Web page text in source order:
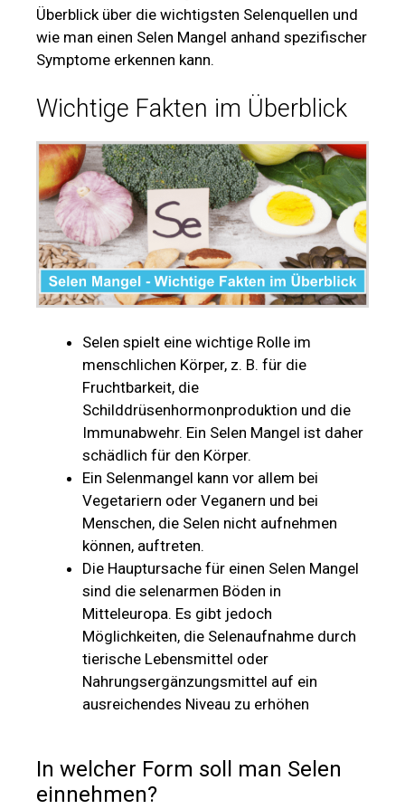
Überblick über die wichtigsten Selenquellen und
wie man einen Selen Mangel anhand spezifischer
Symptome erkennen kann.
Wichtige Fakten im Überblick
Selen spielt eine wichtige Rolle im
menschlichen Körper, z. B. für die
Fruchtbarkeit, die
Schilddrüsenhormonproduktion und die
Immunabwehr. Ein Selen Mangel ist daher
schädlich für den Körper.
Ein Selenmangel kann vor allem bei
Vegetariern oder Veganern und bei
Menschen, die Selen nicht aufnehmen
können, auftreten.
Die Hauptursache für einen Selen Mangel
sind die selenarmen Böden in
Mitteleuropa. Es gibt jedoch
Möglichkeiten, die Selenaufnahme durch
tierische Lebensmittel oder
Nahrungsergänzungsmittel auf ein
ausreichendes Niveau zu erhöhen
In welcher Form soll man Selen
einnehmen?